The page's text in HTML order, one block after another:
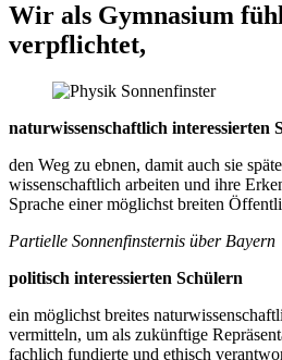
Wir als Gymnasium
verpflichtet,
naturwissenschaftlich interessierten
den Weg zu ebnen, damit auch sie
wissenschaftlich arbeiten und ihre
Sprache einer möglichst breiten
Partielle Sonnenfinsternis über Bayern
politisch interessierten Schülern
ein möglichst breites
vermitteln, um als zukünftige
fachlich fundierte und ethisch